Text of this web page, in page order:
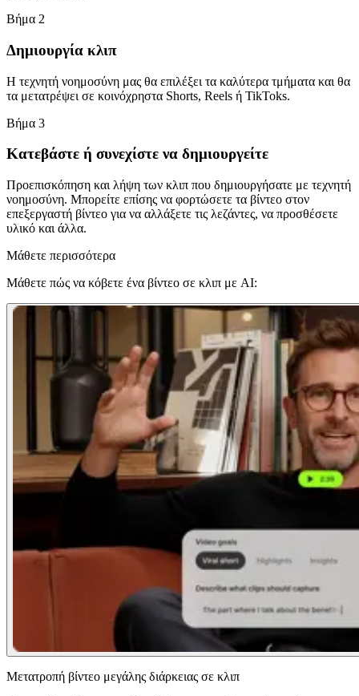
Βήμα 2
Δημιουργία κλιπ
Η τεχνητή νοημοσύνη μας θα επιλέξει τα καλύτερα τμήματα και θα
τα μετατρέψει σε κοινόχρηστα Shorts, Reels ή TikToks.
Βήμα 3
Κατεβάστε ή συνεχίστε να δημιουργείτε
Προεπισκόπηση και λήψη των κλιπ που δημιουργήσατε με τεχνητή
νοημοσύνη. Μπορείτε επίσης να φορτώσετε τα βίντεο στον
επεξεργαστή βίντεο για να αλλάξετε τις λεζάντες, να προσθέσετε
υλικό και άλλα.
Μάθετε περισσότερα
Μάθετε πώς να κόβετε ένα βίντεο σε κλιπ με AI:
Μετατροπή βίντεο μεγάλης διάρκειας σε κλιπ